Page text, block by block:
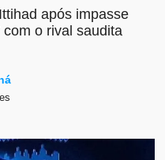
após impasse
o rival saudita